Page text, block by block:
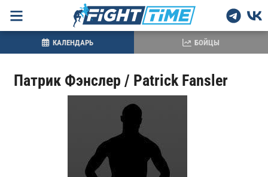
Патрик Фэнслер / Patrick Fansler
КАЛЕНДАРЬ БОЙЦЫ